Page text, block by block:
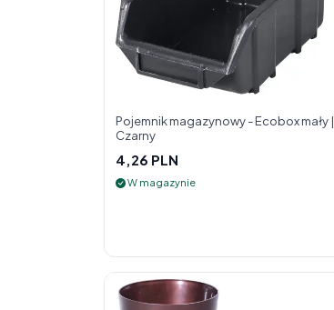
Pojemnik magazynowy - Ecobox mały |
Czarny
4,26 PLN
W magazynie